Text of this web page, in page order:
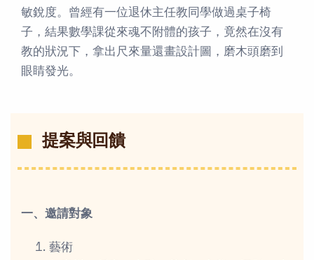
敏銳度。曾經有一位退休主任教同學做過桌子椅
子，結果數學課從來魂不附體的孩子，竟然在沒有
教的狀況下，拿出尺來量還畫設計圖，磨木頭磨到
眼睛發光。
提案與回饋
一、邀請對象
藝術